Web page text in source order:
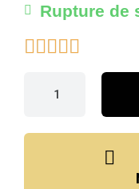
Rupture de
